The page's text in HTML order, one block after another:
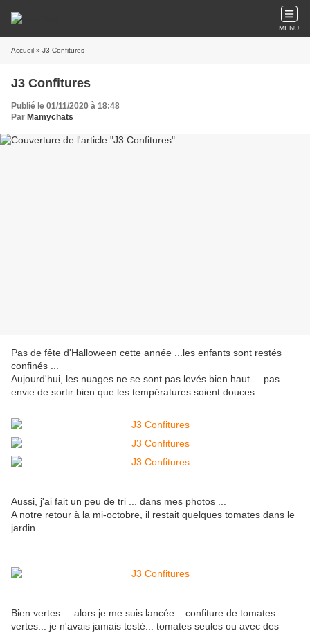
MENU
Accueil » J3 Confitures
J3 Confitures
Publié le 01/11/2020 à 18:48
Par Mamychats
Pas de fête d'Halloween cette année ...les enfants sont restés
confinés ...
Aujourd'hui, les nuages ne se sont pas levés bien haut ... pas
envie de sortir bien que les températures soient douces...
Aussi, j'ai fait un peu de tri ... dans mes photos ...
A notre retour à la mi-octobre, il restait quelques tomates dans le
jardin ...
Bien vertes ... alors je me suis lancée ...confiture de tomates
vertes... je n'avais jamais testé... tomates seules ou avec des